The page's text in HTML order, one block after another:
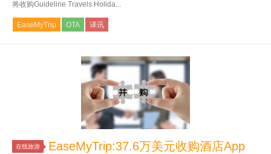
将收购Guideline Travels Holida...
EaseMyTrip OTA 译讯
在线旅游
EaseMyTrip:37.6万美元收购酒店App